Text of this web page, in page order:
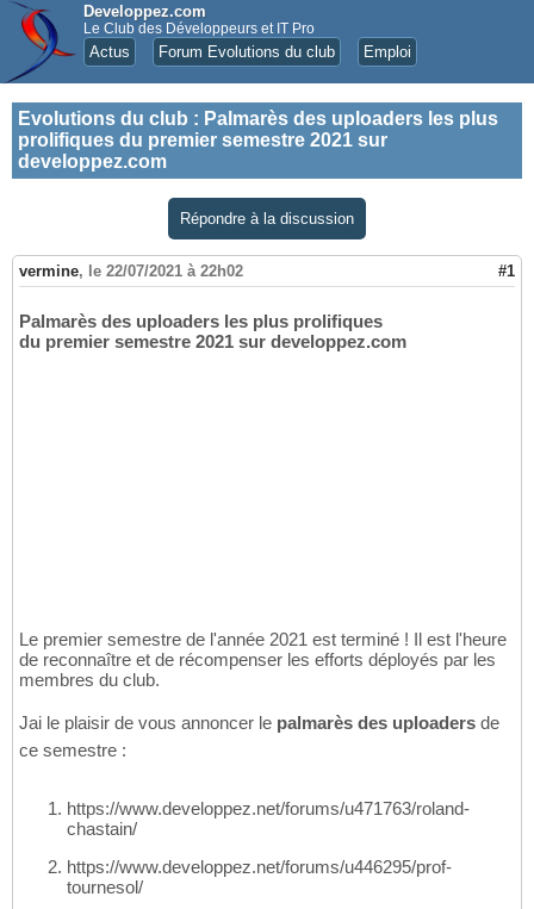
Developpez.com
Le Club des Développeurs et IT Pro
Actus Forum Evolutions du club Emploi
Evolutions du club : Palmarès des uploaders les plus
prolifiques du premier semestre 2021 sur
developpez.com
Répondre à la discussion
vermine, le 22/07/2021 à 22h02 #1
Palmarès des uploaders les plus prolifiques
du premier semestre 2021 sur developpez.com
Le premier semestre de l'année 2021 est terminé ! Il est l'heure
de reconnaître et de récompenser les efforts déployés par les
membres du club.
Jai le plaisir de vous annoncer le palmarès des uploaders de
ce semestre :
https://www.developpez.net/forums/u471763/roland-
chastain/
https://www.developpez.net/forums/u446295/prof-
tournesol/